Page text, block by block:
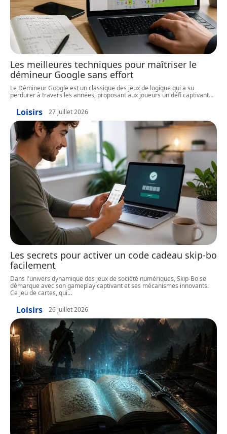
Les meilleures techniques pour maîtriser le
démineur Google sans effort
Le Démineur Google est un classique des jeux de logique qui a su
perdurer à travers les années, proposant aux joueurs un défi captivant…
Loisirs 27 juillet 2026
Les secrets pour activer un code cadeau skip-bo
facilement
Dans l'univers dynamique des jeux de société numériques, Skip-Bo se
démarque avec son gameplay captivant et ses mécanismes innovants.
Ce jeu de cartes, qui…
Loisirs 26 juillet 2026